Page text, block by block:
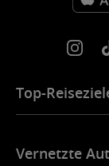
Top-
eSIM für
Vernetzte